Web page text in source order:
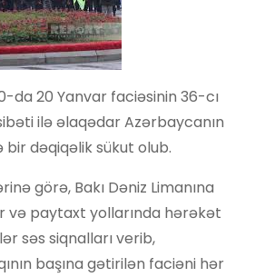
da 20 Yanvar faciəsinin 36-cı
ilə əlaqədar Azərbaycanın
bir dəqiqəlik sükut olub.
görə, Bakı Dəniz Limanına
və paytaxt yollarında hərəkət
səs siqnalları verib,
başına gətirilən faciəni hər